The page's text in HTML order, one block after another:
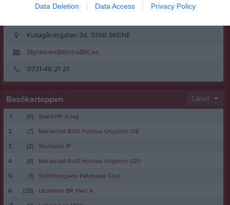
Data Deletion Data Access Privacy Policy
Kullagårdsgatan 3d, 51161 SKENE
Styrelsen@KinnaIBK.se
0731-46 21 21
Besökartoppen Länet
1. (5)
Skara HF A-lag
2.
(7)
Mariestad BoIS Hockey Ungdom U18
3.
(2)
Skultorps IF
4.
(8)
Mariestad BoIS Hockey Ungdom U20
5.
(1)
Slottsskogens Petanque Club
6.
(25)
Utsiktens BK Herr A